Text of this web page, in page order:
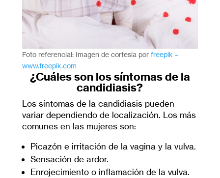
Foto referencial: Imagen de cortesía por freepik –
www.freepik.com
¿Cuáles son los síntomas de la
candidiasis?
Los síntomas de la candidiasis pueden
variar dependiendo de localización. Los más
comunes en las mujeres son:
Picazón e irritación de la vagina y la vulva.
Sensación de ardor.
Enrojecimiento o inflamación de la vulva.